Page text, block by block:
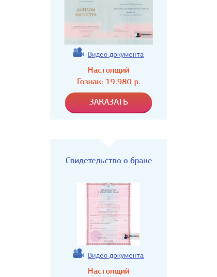
Видео документа
Настоящий
Гознак: 19.980р.
Свидетельство о браке
Видео документа
Настоящий